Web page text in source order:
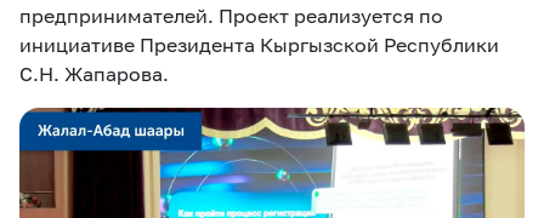
предпринимателей. Проект реализуется по
инициативе Президента Кыргызской Республики
С.Н. Жапарова.